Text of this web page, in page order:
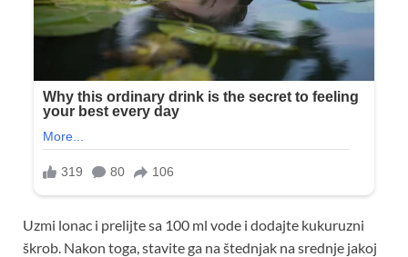
Uzmi lonac i prelijte sa 100 ml vode i dodajte kukuruzni
škrob. Nakon toga, stavite ga na štednjak na srednje jakoj